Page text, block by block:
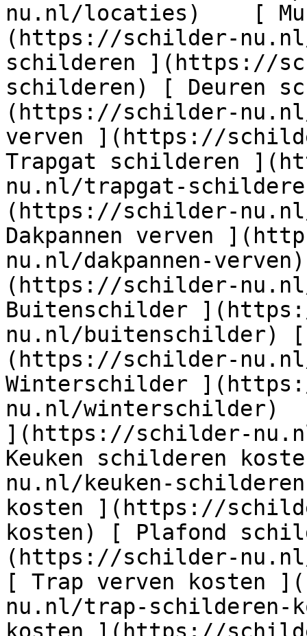
nu.nl/locaties)    [
(https://schilder-
schilderen ](https://
schilderen) [ Deuren
(https://schilder-
verven ](https://
Trapgat schilderen
nu.nl/trapgat-
(https://schilder-
Dakpannen verven
nu.nl/dakpannen-
(https://schilder-
Buitenschilder
nu.nl/buitenschilder)
(https://schilder-
Winterschilder
nu.nl/winterschilder)
](https://schilder-
Keuken schilderen
nu.nl/keuken-
kosten ](https://
kosten) [ Plafond
(https://schilder-
[ Trap verven kosten
nu.nl/trap-schilderen-